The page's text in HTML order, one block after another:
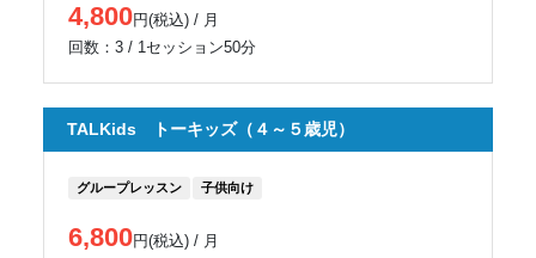
4,800円(税込) / 月
回数：3 / 1セッション50分
TALKids トーキッズ（４～５歳児）
グループレッスン 子供向け
6,800円(税込) / 月